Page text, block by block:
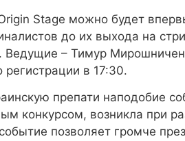
Stage можно будет
до их выхода на
Ведущие – Тимур
регистрации в 17:30.
препати наподобие
конкурсом, возникла при
позволяет громче